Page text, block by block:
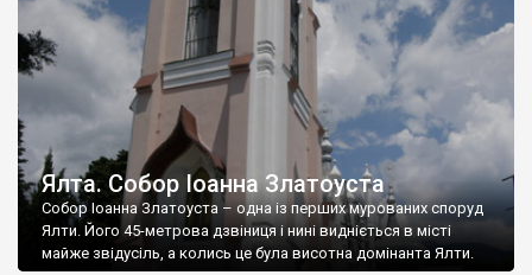
Ялта. Собор Іоанна Златоуста
Собор Іоанна Златоуста – одна із перших мурованих споруд
Ялти. Його 45-метрова дзвіниця і нині видніється в місті
майже звідусіль, а колись це була висотна домінанта Ялти.